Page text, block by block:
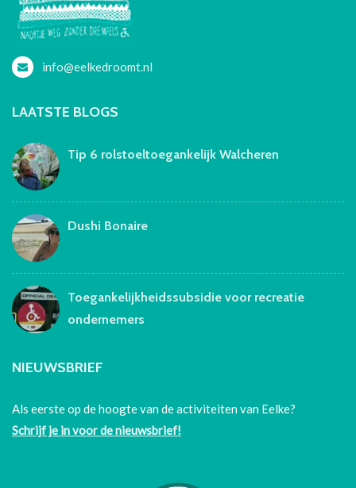
info@eelkedroomt.nl
LAATSTE BLOGS
Tip 6 rolstoeltoegankelijk Walcheren
Dushi Bonaire
Toegankelijkheidssubsidie voor recreatie
ondernemers
NIEUWSBRIEF
Als eerste op de hoogte van de activiteiten van Eelke?
Schrijf je in voor de nieuwsbrief!